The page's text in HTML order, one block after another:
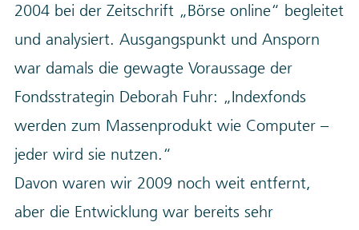
2004 bei der Zeitschrift „Börse online“ begleitet
und analysiert. Ausgangspunkt und Ansporn
war damals die gewagte Voraussage der
Fondsstrategin Deborah Fuhr: „Indexfonds
werden zum Massenprodukt wie Computer –
jeder wird sie nutzen.“
Davon waren wir 2009 noch weit entfernt,
aber die Entwicklung war bereits sehr